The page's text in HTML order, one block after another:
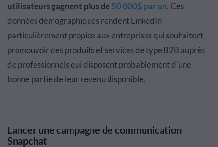
utilisateurs gagnent plus de50 000$ par an. Ces
données démographiques rendent LinkedIn
particulièrement propice aux entreprises qui souhaitent
promouvoir des produits et services de type B2B auprès
de professionnels qui disposent probablement d'une
bonne partie de leur revenu disponible.
Lancer une campagne de communication
Snapchat